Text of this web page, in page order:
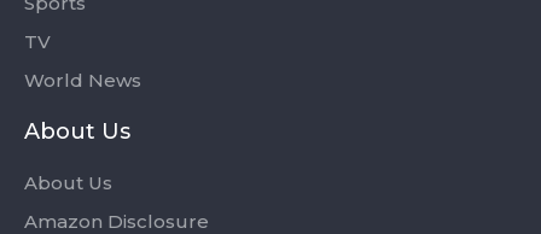
TV
World News
About Us
About Us
Amazon Disclosure